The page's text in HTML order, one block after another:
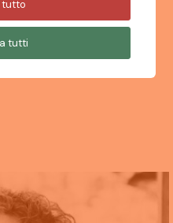
5 choises Facilitatrice nel
tutto
tutti